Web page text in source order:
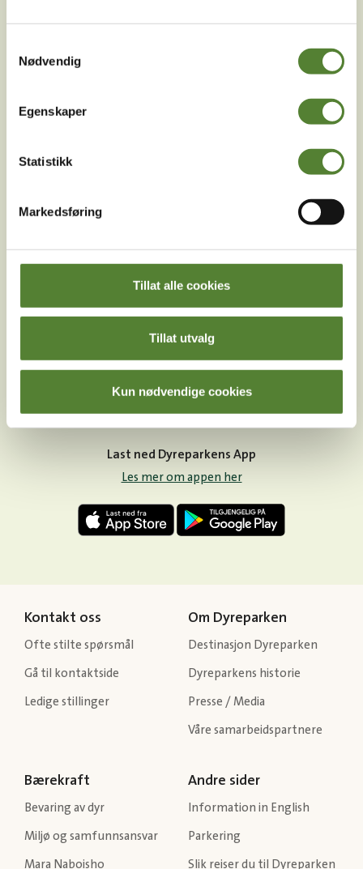
Nødvendig
Egenskaper
Statistikk
Markedsføring
Tillat alle cookies
Tillat utvalg
Kun nødvendige cookies
Ved å melde deg på vårt nyhetsbrev godtar du våre
Snapchat
Last ned Dyreparkens App
Les mer om appen her
Kontakt oss
Ofte stilte spørsmål
Gå til kontaktside
Ledige stillinger
Om Dyreparken
Destinasjon Dyreparken
Dyreparkens historie
Presse / Media
Våre samarbeidspartnere
Bærekraft
Bevaring av dyr
Miljø og samfunnsansvar
Mara Naboisho
Andre sider
Information in English
Parkering
Slik reiser du til Dyreparken